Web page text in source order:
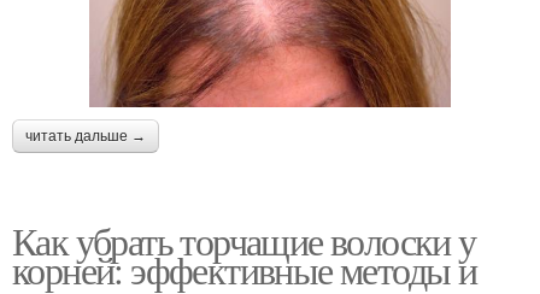
читать дальше →
Как убрать торчащие волоски у
корней: эффективные методы и